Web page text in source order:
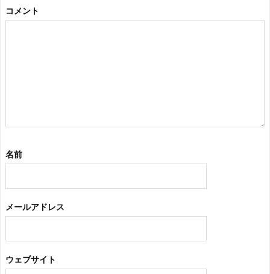
コメント
名前
メールアドレス
ウェブサイト